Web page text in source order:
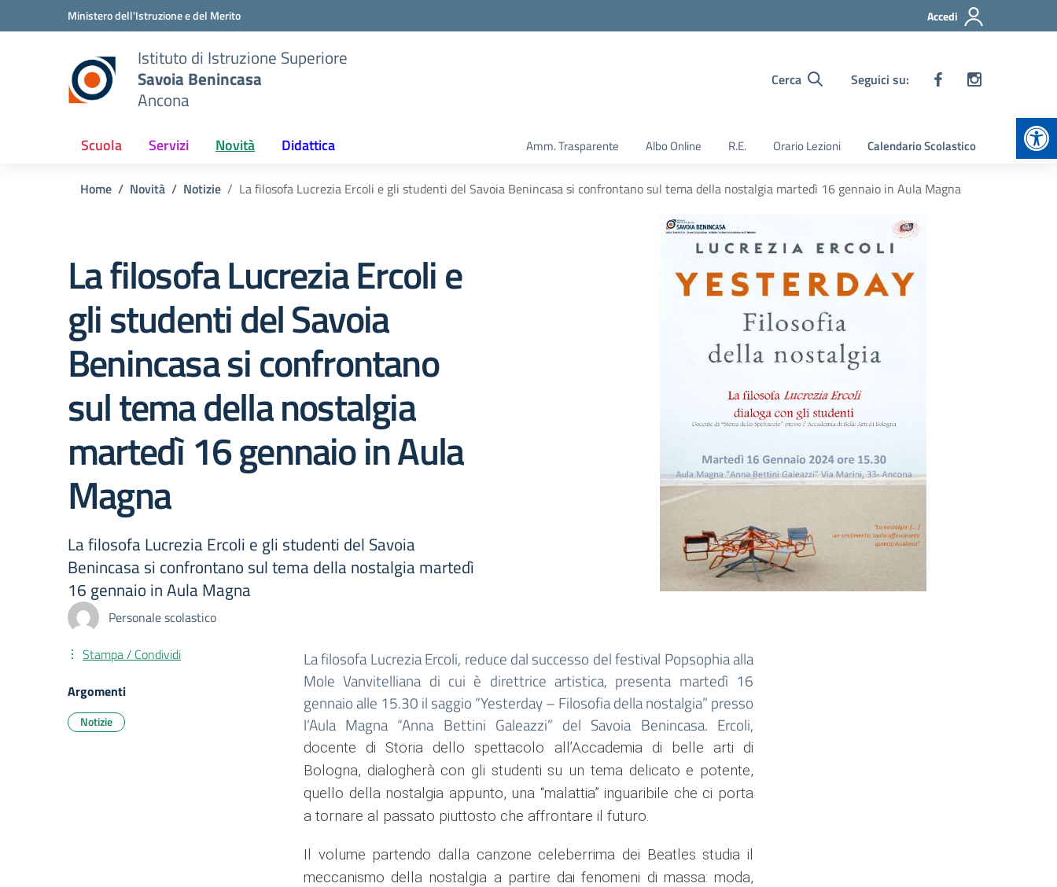
Vai ai contenuti
Vai al menu di navigazioneMinistero dell'Istruzione e del Merito Accedi
Istituto di Istruzione Superiore
Savoia Benincasa
Ancona
Cerca Seguici su:
Scuola Servizi Novità Didattica Amm. Trasparente Albo Online R.E. Orario Lezioni Calendario Scolastico
Home Novità Notizie La filosofa Lucrezia Ercoli e gli studenti del Savoia Benincasa si confrontano sul tema della nostalgia martedì 16 gennaio in Aula Magna
La filosofa Lucrezia Ercoli e
gli studenti del Savoia
Benincasa si confrontano
sul tema della nostalgia
martedì 16 gennaio in Aula
Magna
La filosofa Lucrezia Ercoli e gli studenti del Savoia
Benincasa si confrontano sul tema della nostalgia martedì
16 gennaio in Aula Magna
Personale scolastico
La filosofa Lucrezia Ercoli, reduce dal successo del festival Popsophia alla
Mole Vanvitelliana di cui è direttrice artistica, presenta martedì 16
gennaio alle 15.30 il saggio “Yesterday – Filosofia della nostalgia” presso
l’Aula Magna “Anna Bettini Galeazzi” del Savoia Benincasa. Ercoli,
docente di Storia dello spettacolo all’Accademia di belle arti di
Bologna, dialogherà con gli studenti su un tema delicato e potente,
quello della nostalgia appunto, una “malattia” inguaribile che ci porta
a tornare al passato piuttosto che affrontare il futuro.
Il volume partendo dalla canzone celeberrima dei Beatles studia il
meccanismo della nostalgia a partire dai fenomeni di massa: moda,
Stampa / Condividi
Argomenti
Notizie